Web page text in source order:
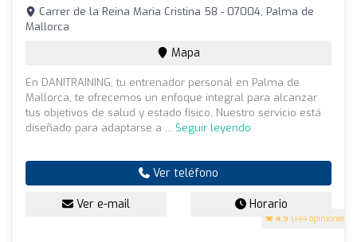
4.9 (144 opiniones)
Carrer de la Reina Maria Cristina 58 - 07004, Palma de
Mallorca
Mapa
En DANITRAINING, tu entrenador personal en Palma de
Mallorca, te ofrecemos un enfoque integral para alcanzar
tus objetivos de salud y estado físico. Nuestro servicio está
diseñado para adaptarse a ... Seguir leyendo
Ver teléfono
Ver e-mail Horario